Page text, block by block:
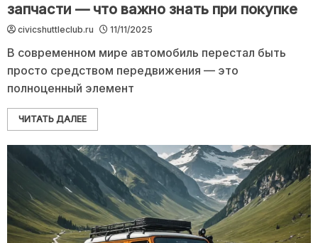
запчасти — что важно знать при покупке
civicshuttleclub.ru 11/11/2025
В современном мире автомобиль перестал быть
просто средством передвижения — это
полноценный элемент
ЧИТАТЬ ДАЛЕЕ